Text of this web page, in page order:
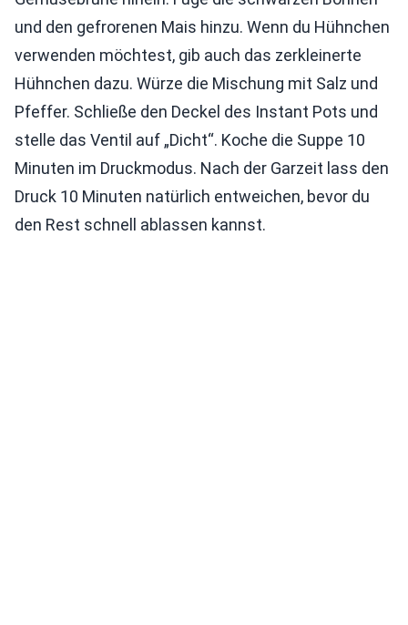
und den gefrorenen Mais hinzu. Wenn du Hühnchen
verwenden möchtest, gib auch das zerkleinerte
Hühnchen dazu. Würze die Mischung mit Salz und
Pfeffer. Schließe den Deckel des Instant Pots und
stelle das Ventil auf „Dicht“. Koche die Suppe 10
Minuten im Druckmodus. Nach der Garzeit lass den
Druck 10 Minuten natürlich entweichen, bevor du
den Rest schnell ablassen kannst.